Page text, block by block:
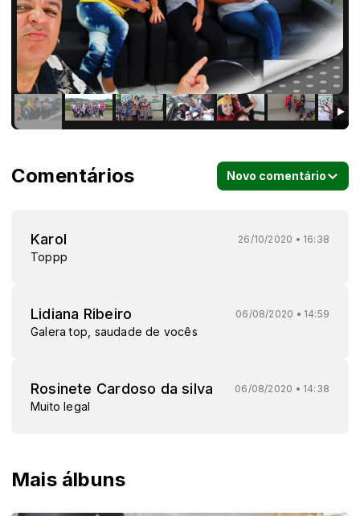
Mais álbuns
Comentários Novo comentário
Toppp
Karol 26/10/2020 • 16:38
Galera top, saudade de vocês
Lidiana Ribeiro 06/08/2020 • 14:59
Muito legal
Rosinete Cardoso da silva 06/08/2020 • 14:38